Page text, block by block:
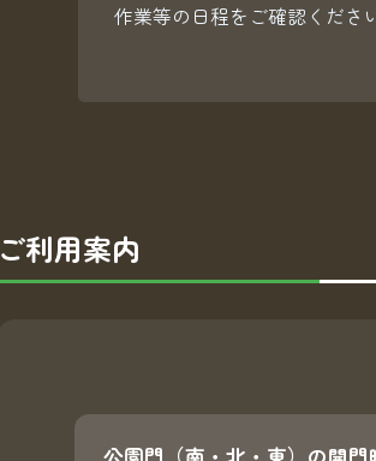
作業等の日程をご確認くださ
ご利用案内